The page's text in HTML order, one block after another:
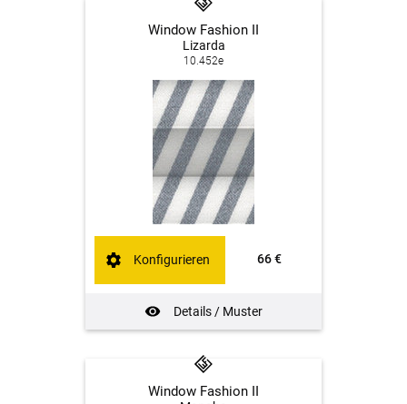
Window Fashion II
Lizarda
10.452e
66 €
Details / Muster
Konfigurieren
Window Fashion II